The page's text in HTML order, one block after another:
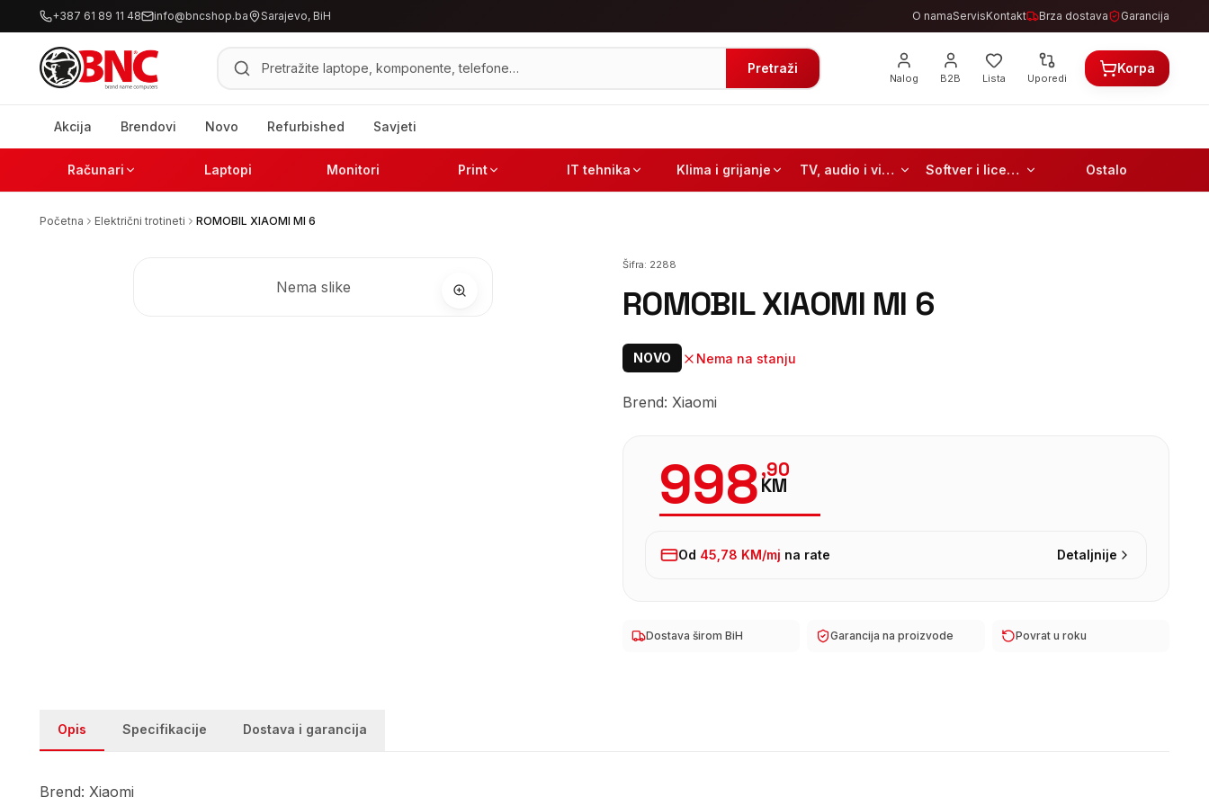
+387 61 89 11 48 info@bncshop.ba Sarajevo, BiH O namaServisKontakt Brza dostava Garancija
Pretraži proizvode
Pretraži
Nalog B2B Lista Uporedi
Korpa
Akcija Brendovi Novo Refurbished Savjeti
Računari Laptopi Monitori Print IT tehnika Klima i grijanje TV, audio i video Softver i licence Ostalo
Početna Električni trotineti ROMOBIL XIAOMI MI 6
Nema slike
Šifra: 2288
ROMOBIL XIAOMI MI 6
NOVO Nema na stanju
Brend: Xiaomi
998,90
KM
Od 45,78 KM/mj na rate Detaljnije
Dostava širom BiH Garancija na proizvode Povrat u roku
Opis Specifikacije Dostava i garancija
Brend: Xiaomi